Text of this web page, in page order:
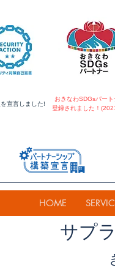
宣言しました!
おきなわSDGsパート
登録されました！
HOME
サプ